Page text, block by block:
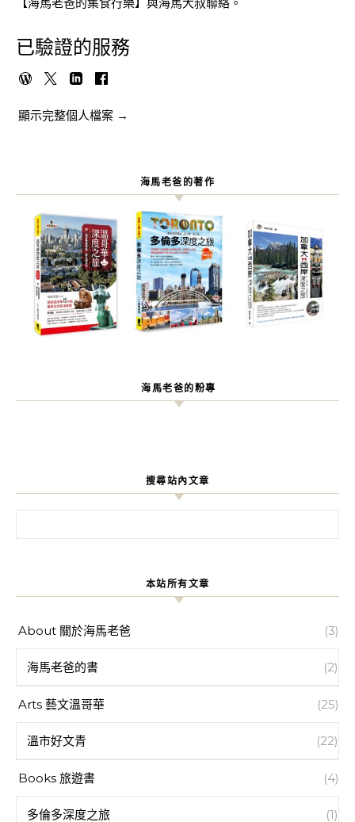
【海馬老爸的集食行樂】與海馬大叔聯絡。
已驗證的服務
顯示完整個人檔案 →
海馬老爸的著作
海馬老爸的粉專
搜尋站內文章
本站所有文章
About 關於海馬老爸 (3)
海馬老爸的書 (2)
Arts 藝文溫哥華 (25)
溫市好文青 (22)
Books 旅遊書 (4)
多倫多深度之旅 (1)